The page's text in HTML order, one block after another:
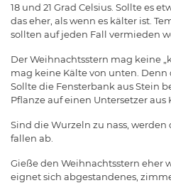
18 und 21 Grad Celsius. Sollte es
das eher, als wenn es kälter ist.
sollten auf jeden Fall vermieden
Der Weihnachtsstern mag keine
mag keine Kälte von unten. Denn
Sollte die Fensterbank aus Stein
Pflanze auf einen Untersetzer aus
Sind die Wurzeln zu nass,
fallen ab.
Gieße den Weihnachtsstern eher
eignet sich abgestandenes,